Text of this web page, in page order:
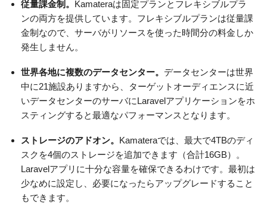
従量課金制。 Kamateraは固定プランとフレキシブルプラ
ンの両方を提供しています。フレキシブルプランは従量課
金制なので、サーバがリソースを使った時間分の料金しか
発生しません。
世界各地に複数のデータセンター。 データセンターは世界
中に21施設ありますから、ターゲットオーディエンスに近
いデータセンターのサーバにLaravelアプリケーションをホ
スティングすると最適なパフォーマンスとなります。
ストレージのアドオン。 Kamateraでは、最大で4TBのディ
スクを4個のストレージを追加できます（合計16GB）。
Laravelアプリに十分な容量を確保できるわけです。最初は
少なめに設定し、必要になったらアップグレードすること
もできます。